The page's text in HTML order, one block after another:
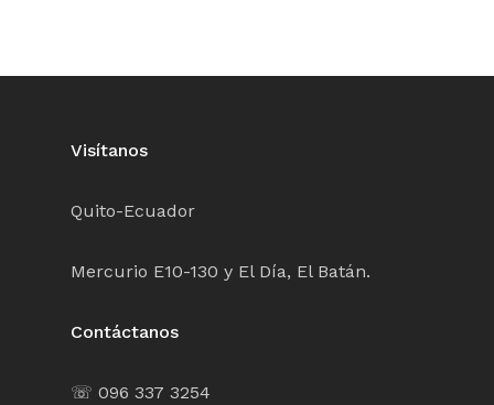
Visítanos
Quito-Ecuador
Mercurio E10-130 y El Día, El Batán.
Contáctanos
☏ 096 337 3254